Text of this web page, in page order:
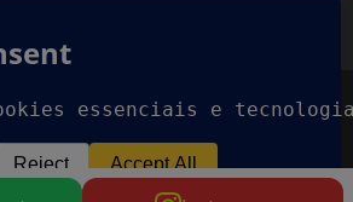
Goiania Urgente. Todos os direitos
reservados.